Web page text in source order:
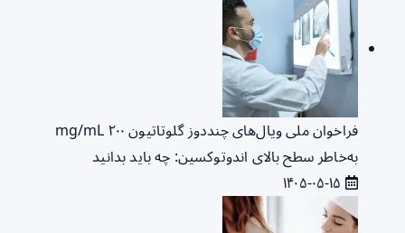
فراخوان ملی ویال‌های چنددوز گلوتاتیون ۲۰۰ mg/mL
به‌خاطر سطح بالای اندوتوکسین: چه باید بدانید